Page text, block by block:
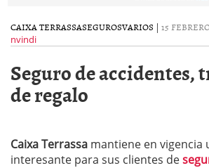
CAIXA TERRASSASEGUROSVARIOS | 15
nvindi
Seguro de accidentes,
de regalo
Caixa Terrassa mantiene en vigencia
interesante para sus clientes de